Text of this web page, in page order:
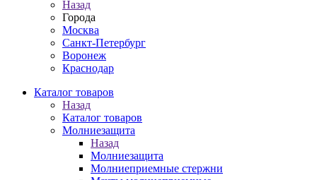
Назад
Города
Москва
Санкт-Петербург
Воронеж
Краснодар
Каталог товаров
Назад
Каталог товаров
Молниезащита
Назад
Молниезащита
Молниеприемные стержни